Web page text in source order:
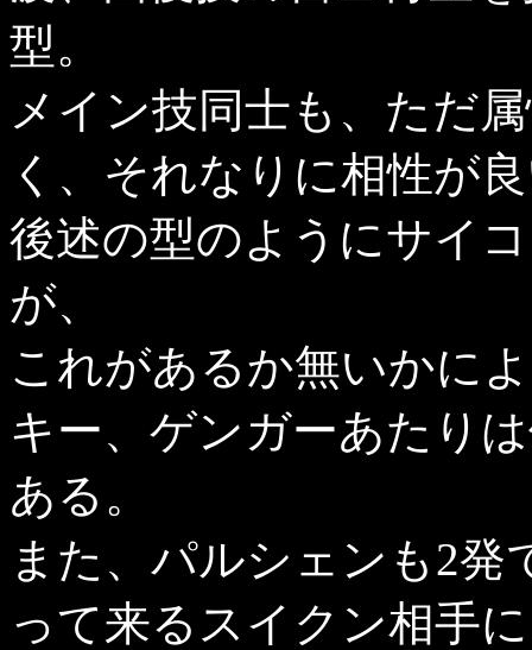
型。
メイン技同士も、ただ
く、それなりに相性が
後述の型のようにサイ
が、
これがあるか無いかに
キー、ゲンガーあたり
ある。
また、パルシェンも2発
って来るスイクン相手